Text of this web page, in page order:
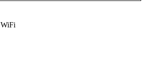
WiFi